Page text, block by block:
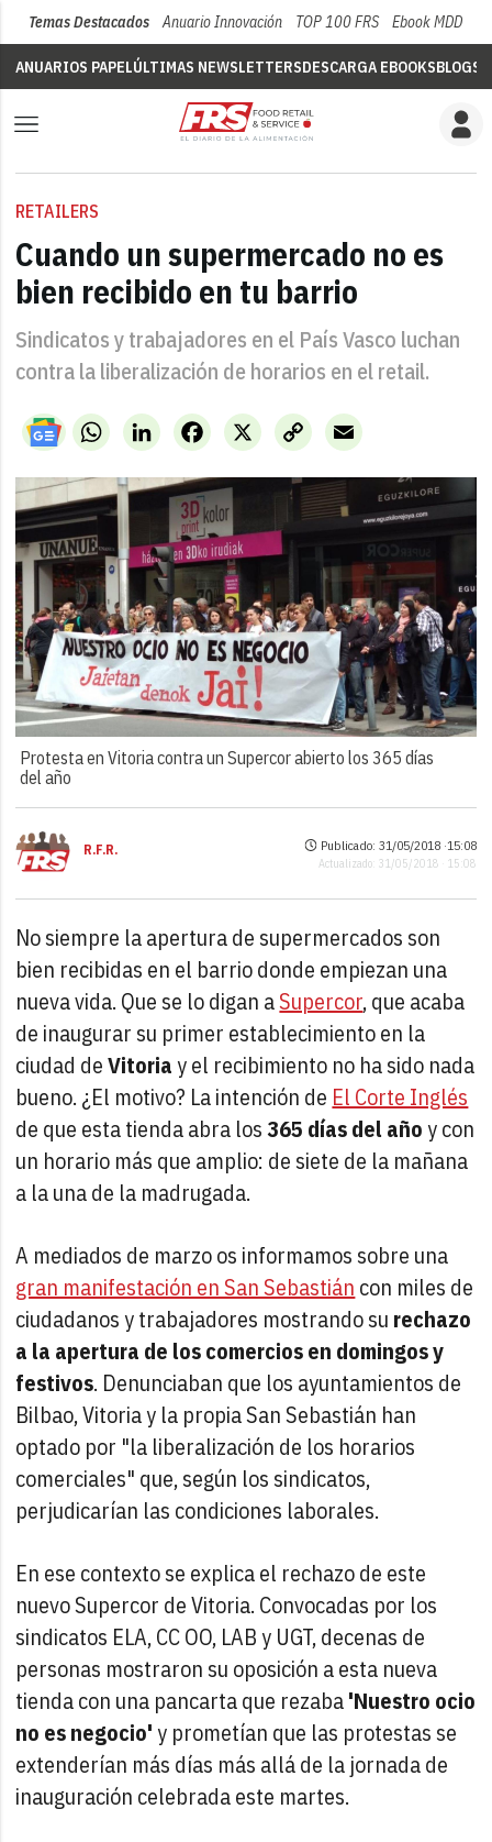
Temas Destacados Anuario Innovación TOP 100 FRS Ebook MDD
ANUARIOS PAPELÚLTIMAS NEWSLETTERSDESCARGA EBOOKSBLOGS
RETAILERS
Cuando un supermercado no es
bien recibido en tu barrio
Sindicatos y trabajadores en el País Vasco luchan
contra la liberalización de horarios en el retail.
WhatsAppLinkedIn X
Facebook
Copy
Link
Email
Protesta en Vitoria contra un Supercor abierto los 365 días
del año
R.F.R. Publicado: 31/05/2018 ·15:08
Actualizado: 31/05/2018 · 15:08
No siempre la apertura de supermercados son
bien recibidas en el barrio donde empiezan una
nueva vida. Que se lo digan aSupercor, que acaba
de inaugurar su primer establecimiento en la
ciudad deVitoriay el recibimiento no ha sido nada
bueno. ¿El motivo? La intención de El Corte Inglés
de que esta tienda abra los365 días del añoy con
un horario más que amplio: de siete de la mañana
a la una de la madrugada.
A mediados de marzo os informamos sobre una
gran manifestación en San Sebastián con miles de
ciudadanos y trabajadores mostrando su rechazo
a la apertura de los comercios en domingos y
festivos. Denunciaban que los ayuntamientos de
Bilbao, Vitoria y la propia San Sebastián han
optado por "la liberalización de los horarios
comerciales" que, según los sindicatos,
perjudicarían las condiciones laborales.
En ese contexto se explica el rechazo de este
nuevo Supercor de Vitoria. Convocadas por los
sindicatos ELA, CC OO, LAB y UGT, decenas de
personas mostraron su oposición a esta nueva
tienda con una pancarta que rezaba'Nuestro ocio
no es negocio'y prometían que las protestas se
extenderían más días más allá de la jornada de
inauguración celebrada este martes.